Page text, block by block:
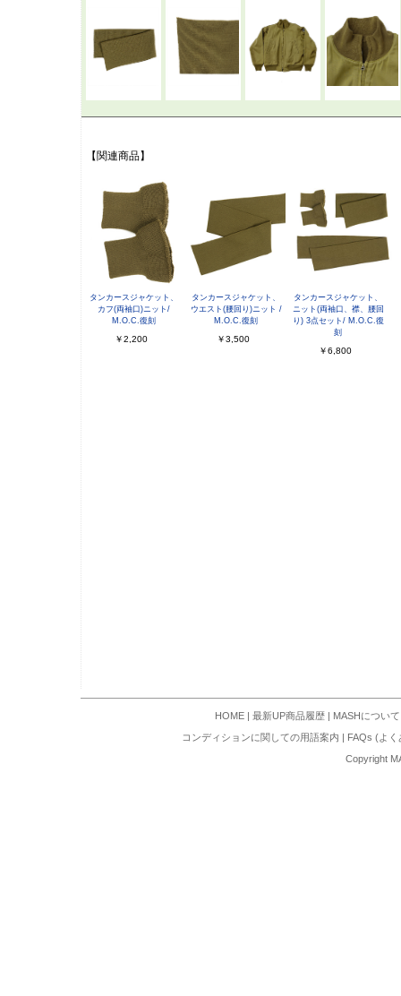
【関連商品】
タンカースジャケット、
カフ(両袖口)ニット/
M.O.C.復刻
￥2,200
タンカースジャケット、
ウエスト(腰回り)ニット /
M.O.C.復刻
￥3,500
タンカースジャケット、
ニット(両袖口、襟、腰回
り) 3点セット/ M.O.C.復
刻
￥6,800
HOME | 最新UP商品履歴 | MASHについて
コンディションに関しての用語案内 | FAQs (よ
Copyright